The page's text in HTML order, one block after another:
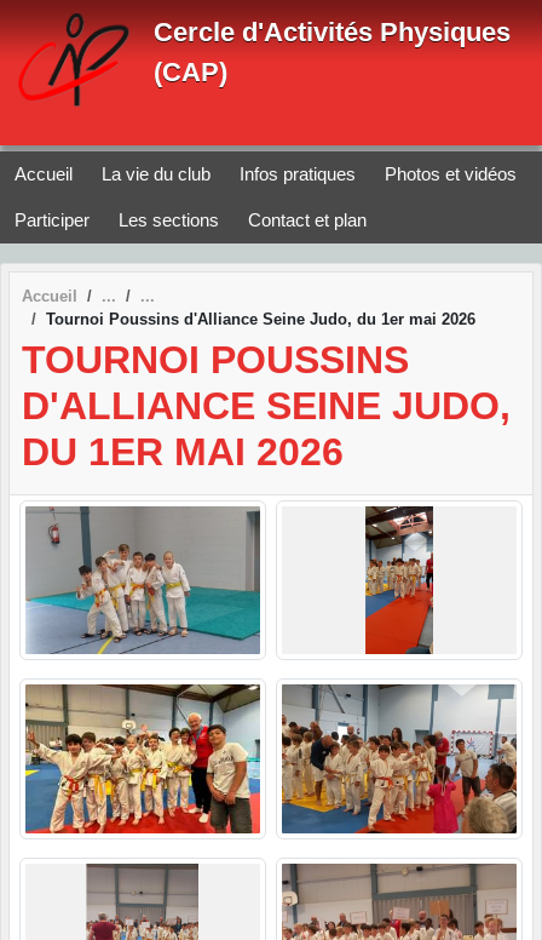
Cercle d'Activités Physiques
(CAP)
Accueil La vie du club Infos pratiques Photos et vidéos
Participer Les sections Contact et plan
Accueil
Tournoi Poussins d'Alliance Seine Judo, du 1er mai 2026
TOURNOI POUSSINS
D'ALLIANCE SEINE JUDO,
DU 1ER MAI 2026
Panneau de gestion des cookies